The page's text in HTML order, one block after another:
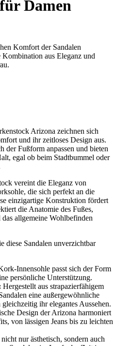
Damen
Komfort der Sandalen
aus Eleganz und
Arizona zeichnen sich
und ihr zeitloses Design aus.
der Fußform anpassen und bieten
egal ob beim Stadtbummel oder
vereint die Eleganz von
die sich perfekt an die
einzigartige Konstruktion fördert
die Anatomie des Fußes,
allgemeine Wohlbefinden
diese Sandalen unverzichtbar
Innensohle passt sich der Form
persönliche Unterstützung.
Hergestellt aus strapazierfähigem
eine außergewöhnliche
ihr elegantes Aussehen.
Design der Arizona harmoniert
von lässigen Jeans bis zu leichten
nur ästhetisch, sondern auch